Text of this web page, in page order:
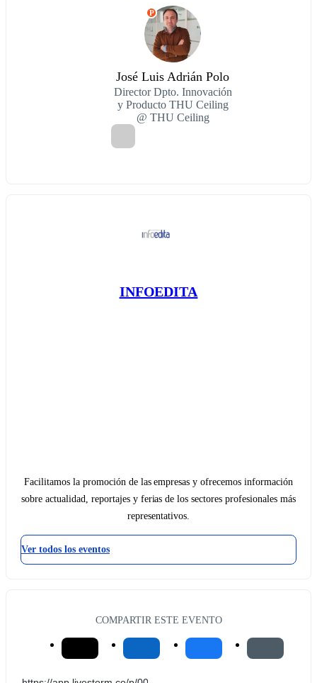
P
José Luis Adrián Polo
Director Dpto. Innovación
y Producto THU Ceiling
@ THU Ceiling
INFOEDITA
Facilitamos la promoción de las empresas y ofrecemos información
sobre actualidad, reportajes y ferias de los sectores profesionales más
representativos.
Ver todos los eventos
COMPARTIR ESTE EVENTO